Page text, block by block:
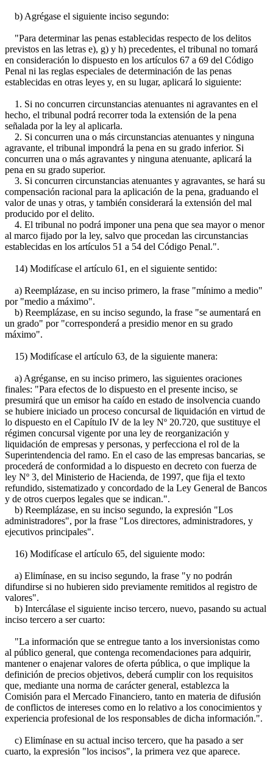
b) Agrégase el siguiente inciso segundo:
"Para determinar las penas establecidas respecto de los delitos
previstos en las letras e), g) y h) precedentes, el tribunal no tomará
en consideración lo dispuesto en los artículos 67 a 69 del Código
Penal ni las reglas especiales de determinación de las penas
establecidas en otras leyes y, en su lugar, aplicará lo siguiente:
1. Si no concurren circunstancias atenuantes ni agravantes en el
hecho, el tribunal podrá recorrer toda la extensión de la pena
señalada por la ley al aplicarla.
2. Si concurren una o más circunstancias atenuantes y ninguna
agravante, el tribunal impondrá la pena en su grado inferior. Si
concurren una o más agravantes y ninguna atenuante, aplicará la
pena en su grado superior.
3. Si concurren circunstancias atenuantes y agravantes, se hará su
compensación racional para la aplicación de la pena, graduando el
valor de unas y otras, y también considerará la extensión del mal
producido por el delito.
4. El tribunal no podrá imponer una pena que sea mayor o menor
al marco fijado por la ley, salvo que procedan las circunstancias
establecidas en los artículos 51 a 54 del Código Penal.".
14) Modifícase el artículo 61, en el siguiente sentido:
a) Reemplázase, en su inciso primero, la frase "mínimo a medio"
por "medio a máximo".
b) Reemplázase, en su inciso segundo, la frase "se aumentará en
un grado" por "corresponderá a presidio menor en su grado
máximo".
15) Modifícase el artículo 63, de la siguiente manera:
a) Agréganse, en su inciso primero, las siguientes oraciones
finales: "Para efectos de lo dispuesto en el presente inciso, se
presumirá que un emisor ha caído en estado de insolvencia cuando
se hubiere iniciado un proceso concursal de liquidación en virtud de
lo dispuesto en el Capítulo IV de la ley Nº 20.720, que sustituye el
régimen concursal vigente por una ley de reorganización y
liquidación de empresas y personas, y perfecciona el rol de la
Superintendencia del ramo. En el caso de las empresas bancarias, se
procederá de conformidad a lo dispuesto en decreto con fuerza de
ley Nº 3, del Ministerio de Hacienda, de 1997, que fija el texto
refundido, sistematizado y concordado de la Ley General de Bancos
y de otros cuerpos legales que se indican.".
b) Reemplázase, en su inciso segundo, la expresión "Los
administradores", por la frase "Los directores, administradores, y
ejecutivos principales".
16) Modifícase el artículo 65, del siguiente modo:
a) Elimínase, en su inciso segundo, la frase "y no podrán
difundirse si no hubieren sido previamente remitidos al registro de
valores".
b) Intercálase el siguiente inciso tercero, nuevo, pasando su actual
inciso tercero a ser cuarto:
"La información que se entregue tanto a los inversionistas como
al público general, que contenga recomendaciones para adquirir,
mantener o enajenar valores de oferta pública, o que implique la
definición de precios objetivos, deberá cumplir con los requisitos
que, mediante una norma de carácter general, establezca la
Comisión para el Mercado Financiero, tanto en materia de difusión
de conflictos de intereses como en lo relativo a los conocimientos y
experiencia profesional de los responsables de dicha información.".
c) Elimínase en su actual inciso tercero, que ha pasado a ser
cuarto, la expresión "los incisos", la primera vez que aparece.